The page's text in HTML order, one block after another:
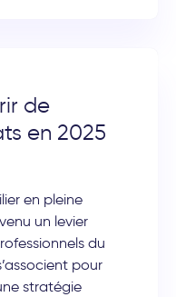
de
en 2025
en pleine
un levier
du
pour
stratégie